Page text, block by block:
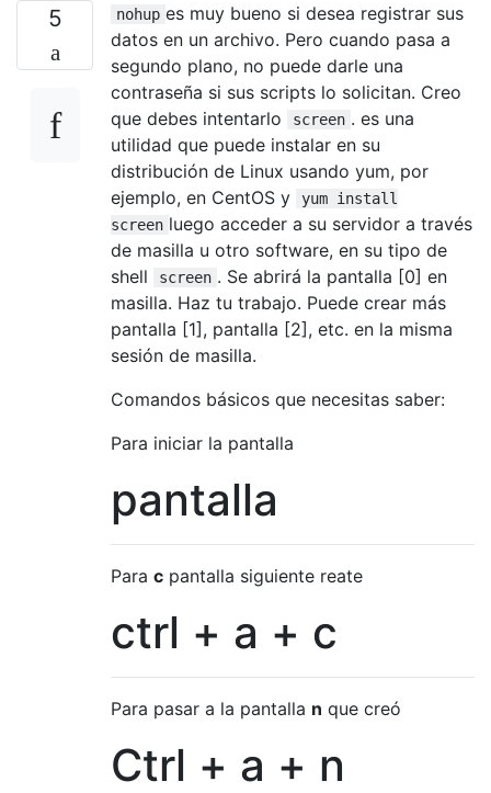
5 nohup es muy bueno si desea registrar sus
datos en un archivo. Pero cuando pasa a
segundo plano, no puede darle una
contraseña si sus scripts lo solicitan. Creo
que debes intentarlo
screen . es una
utilidad que puede instalar en su
distribución de Linux usando yum, por
ejemplo, en CentOS y
yum install
screen luego acceder a su servidor a través
de masilla u otro software, en su tipo de
shell
screen . Se abrirá la pantalla [0] en
masilla. Haz tu trabajo. Puede crear más
pantalla [1], pantalla [2], etc. en la misma
sesión de masilla.
Comandos básicos que necesitas saber:
Para iniciar la pantalla
pantalla
Para c pantalla siguiente reate
ctrl + a + c
Para pasar a la pantalla n que creó
Ctrl + a + n